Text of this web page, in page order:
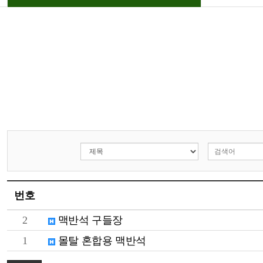
번호
2
맥반석 구들장
1
몰탈 혼합용 맥반석